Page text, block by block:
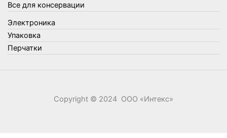
Шнуры, веревки и шпагаты
Электроника
Элементы питания
Все для консервации
Электроника
Упаковка
Перчатки
Copyright © 2024 ООО «‎Интекс»‎